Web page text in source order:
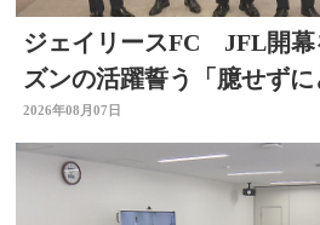
ジェイリースFC JFL開幕
ズンの活躍誓う「臆せず
ジする」大分
2026年08月07日